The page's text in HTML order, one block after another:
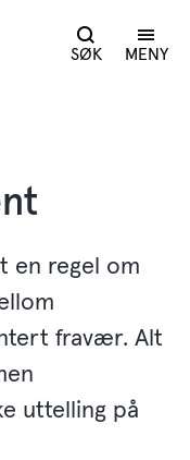
SØK MENY
en regel om
fravær. Alt
uttelling på